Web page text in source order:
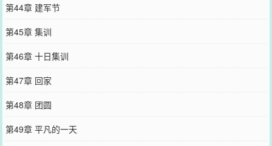
第44章 建军节
第45章 集训
第46章 十日集训
第47章 回家
第48章 团圆
第49章 平凡的一天